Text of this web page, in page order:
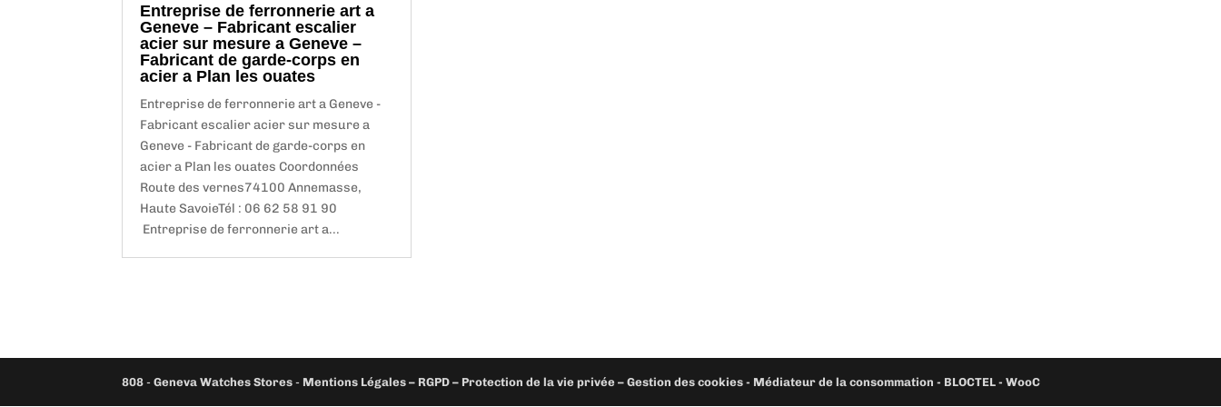
Entreprise de ferronnerie art a
Geneve – Fabricant escalier
acier sur mesure a Geneve –
Fabricant de garde-corps en
acier a Plan les ouates
Entreprise de ferronnerie art a Geneve -
Fabricant escalier acier sur mesure a
Geneve - Fabricant de garde-corps en
acier a Plan les ouates Coordonnées
Route des vernes74100 Annemasse,
Haute SavoieTél : 06 62 58 91 90
Entreprise de ferronnerie art a...
808 -Geneva Watches Stores - Mentions Légales – RGPD – Protection de la vie privée – Gestion des cookies - Médiateur de la consommation - BLOCTEL -WooC